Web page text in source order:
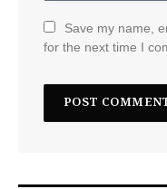
Save my name,
for the next time I